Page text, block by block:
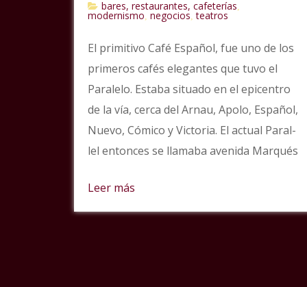
bares, restaurantes, cafeterías
modernismo negocios ,teatros
El primitivo Café Español, fue uno de los
primeros cafés elegantes que tuvo el
Paralelo. Estaba situado en el epicentro
de la vía, cerca del Arnau, Apolo, Español,
Nuevo, Cómico y Victoria. El actual Paral-
lel entonces se llamaba avenida Marqués
Leer más